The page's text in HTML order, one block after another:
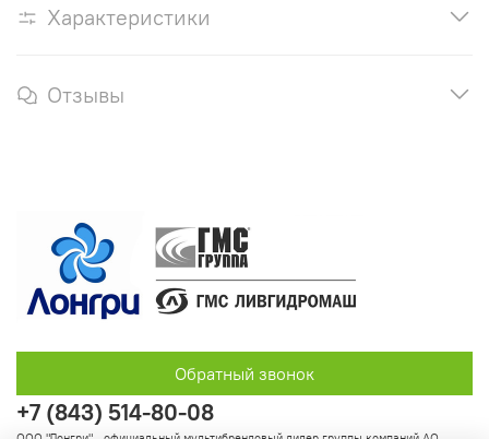
Характеристики
Отзывы
+7 (843) 514-80-08
Обратный звонок